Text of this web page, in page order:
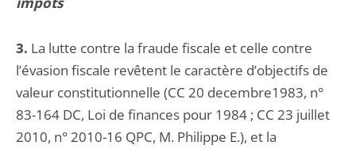
3. La lutte contre la fraude fiscale et celle contre
l’évasion fiscale revêtent le caractère d’objectifs de
valeur constitutionnelle (CC 20 decembre1983, n°
83-164 DC, Loi de finances pour 1984 ; CC 23 juillet
2010, n° 2010-16 QPC, M. Philippe E.), et la